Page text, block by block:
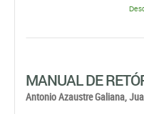
MANUAL DE
Antonio Azaustre Galiana,